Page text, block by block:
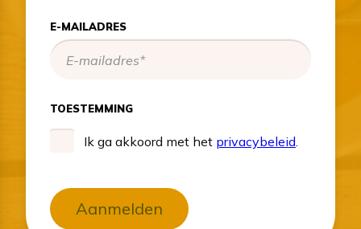
E-MAILADRES
TOESTEMMING
Ik ga akkoord met het privacybeleid.
Aanmelden